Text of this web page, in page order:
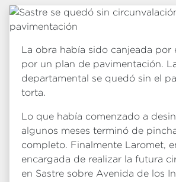
La obra había sido canjeada por
por un plan de pavimentación.
departamental se quedó sin el
torta.
Lo que había comenzado a
algunos meses terminó de
completo. Finalmente Laromet,
encargada de realizar la futura
en Sastre sobre Avenida de los